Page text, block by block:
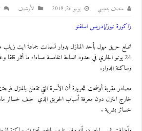
منصف بنعيسي يونيو 26, 2019 اﻷرشيف
زاكورة نيوز/إدريس اسلفتو
اندلع حريق مهول بأحد المنازل بدوار تسلمانت جماعة ايت
24 يونيو الجاري في حدود الساعة الخامسة مساءا، ما أثار
وساكنة الدوار.
مصادر مقربة أوضحت للجريدة أن الأسرة التي تقطن بالمنزل
خارج المنزل دون معرفة أسباب الحريق الذي خلف خسائر
خسائر بشرية .